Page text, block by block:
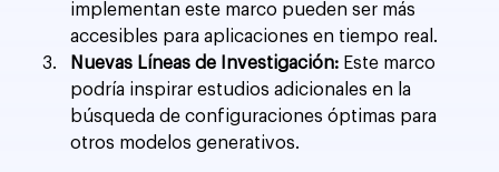
implementan este marco pueden ser más
accesibles para aplicaciones en tiempo real.
Nuevas Líneas de Investigación: Este marco
podría inspirar estudios adicionales en la
búsqueda de configuraciones óptimas para
otros modelos generativos.